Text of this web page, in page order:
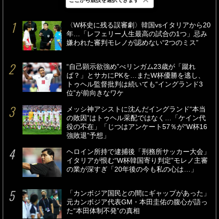
最新 24時間 週間
〈W杯史に残る誤審劇〉韓国vsイタリアから20
年…「レフェリー人生最高の試合の1つ」忌み
嫌われた審判モレノが認めない“2つのミス”
“自己顕示欲強め”べリンガム23歳が「蹴れ
ば？」とサカにPKを…またW杯優勝を逃し、
トゥヘル監督批判は続いても“イングランド3
位”が前向きなワケ
メッシ神アシストに沈んだイングランド“本当
の敗因”はトゥヘル采配ではなく…「ケイン代
役の不在」「じつはアンケート57％が“W杯16
強敗退”予想」
ヘロイン所持で逮捕後「刑務所サッカー大会」
イタリアが恨む“W杯韓国寄り判定”モレノ主審
の業が深すぎ「20年後の今も私の心は…」
「カンボジア国民との間にギャップがあった」
元カンボジア代表GM・本田圭佑の腹心が語っ
た“本田体制不発”の真相